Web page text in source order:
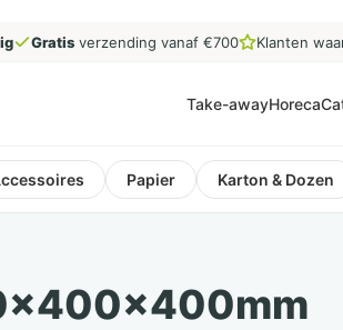
Gratisverzending vanaf €700 Klanten
Take-awayHoreca
Papier Karton & Dozen